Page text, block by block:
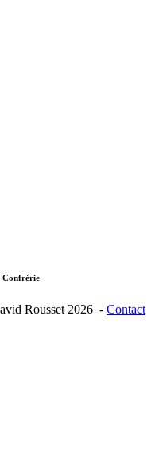
Confrérie
Rousset 2026 - Contact